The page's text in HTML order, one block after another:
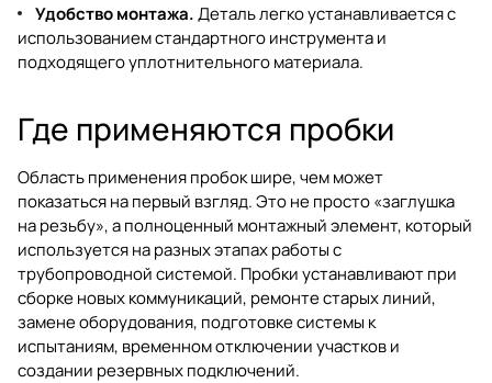
Удобство монтажа.Деталь легко устанавливается с
использованием стандартного инструмента и
подходящего уплотнительного материала.
Где применяются пробки
Область применения пробок шире, чем может
показаться на первый взгляд. Это не просто «заглушка
на резьбу», а полноценный монтажный элемент, который
используется на разных этапах работы с
трубопроводной системой. Пробки устанавливают при
сборке новых коммуникаций, ремонте старых линий,
замене оборудования, подготовке системы к
испытаниям, временном отключении участков и
создании резервных подключений.